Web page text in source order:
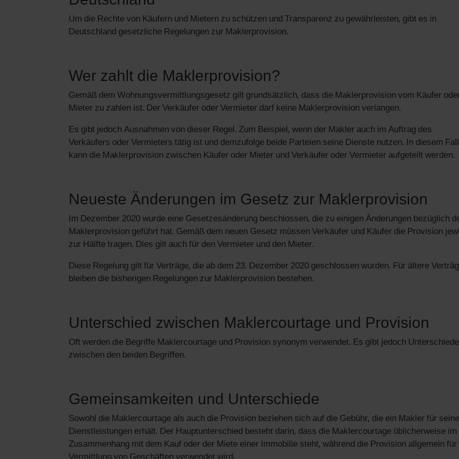
Um die Rechte von Käufern und Mietern zu schützen und Transparenz zu gewährleisten, gibt es in
Deutschland gesetzliche Regelungen zur Maklerprovision.
Wer zahlt die Maklerprovision?
Gemäß dem Wohnungsvermittlungsgesetz gilt grundsätzlich, dass die Maklerprovision vom Käufer
Mieter zu zahlen ist. Der Verkäufer oder Vermieter darf keine Maklerprovision verlangen.
Es gibt jedoch Ausnahmen von dieser Regel. Zum Beispiel, wenn der Makler auch im Auftrag des
Verkäufers oder Vermieters tätig ist und demzufolge beide Parteien seine Dienste nutzen. In diesem Fall
kann die Maklerprovision zwischen Käufer oder Mieter und Verkäufer oder Vermieter aufgeteilt werden.
Neueste Änderungen im Gesetz zur Maklerprovision
Im Dezember 2020 wurde eine Gesetzesänderung beschlossen, die zu einigen Änderungen bezüglich
Maklerprovision geführt hat. Gemäß dem neuen Gesetz müssen Verkäufer und Käufer die Provision
zur Hälfte tragen. Dies gilt auch für den Vermieter und den Mieter.
Diese Regelung gilt für Verträge, die ab dem 23. Dezember 2020 geschlossen wurden. Für ältere
bleiben die bisherigen Regelungen zur Maklerprovision bestehen.
Unterschied zwischen Maklercourtage und Provision
Oft werden die Begriffe Maklercourtage und Provision synonym verwendet. Es gibt jedoch Unterschiede
zwischen den beiden Begriffen.
Gemeinsamkeiten und Unterschiede
Sowohl die Maklercourtage als auch die Provision beziehen sich auf die Gebühr, die ein Makler für seine
Dienstleistungen erhält. Der Hauptunterschied besteht darin, dass die Maklercourtage üblicherweise im
Zusammenhang mit dem Kauf oder der Miete einer Immobilie steht, während die Provision allgemein für
Vermittlung von Geschäften verwendet wird.